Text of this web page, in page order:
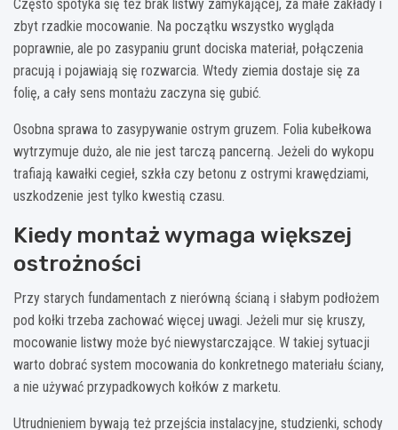
Często spotyka się też brak listwy zamykającej, za małe zakłady i
zbyt rzadkie mocowanie. Na początku wszystko wygląda
poprawnie, ale po zasypaniu grunt dociska materiał, połączenia
pracują i pojawiają się rozwarcia. Wtedy ziemia dostaje się za
folię, a cały sens montażu zaczyna się gubić.
Osobna sprawa to zasypywanie ostrym gruzem. Folia kubełkowa
wytrzymuje dużo, ale nie jest tarczą pancerną. Jeżeli do wykopu
trafiają kawałki cegieł, szkła czy betonu z ostrymi krawędziami,
uszkodzenie jest tylko kwestią czasu.
Kiedy montaż wymaga większej
ostrożności
Przy starych fundamentach z nierówną ścianą i słabym podłożem
pod kołki trzeba zachować więcej uwagi. Jeżeli mur się kruszy,
mocowanie listwy może być niewystarczające. W takiej sytuacji
warto dobrać system mocowania do konkretnego materiału ściany,
a nie używać przypadkowych kołków z marketu.
Utrudnieniem bywają też przejścia instalacyjne, studzienki, schody